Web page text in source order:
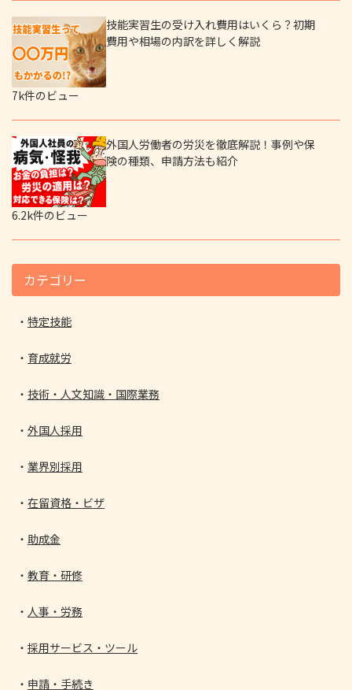
技能実習生の受け入れ費用はいくら？初期
費用や相場の内訳を詳しく解説
7k件のビュー
外国人労働者の労災を徹底解説！事例や保
険の種類、申請方法も紹介
6.2k件のビュー
カテゴリー
特定技能
育成就労
技術・人文知識・国際業務
外国人採用
業界別採用
在留資格・ビザ
助成金
教育・研修
人事・労務
採用サービス・ツール
申請・手続き